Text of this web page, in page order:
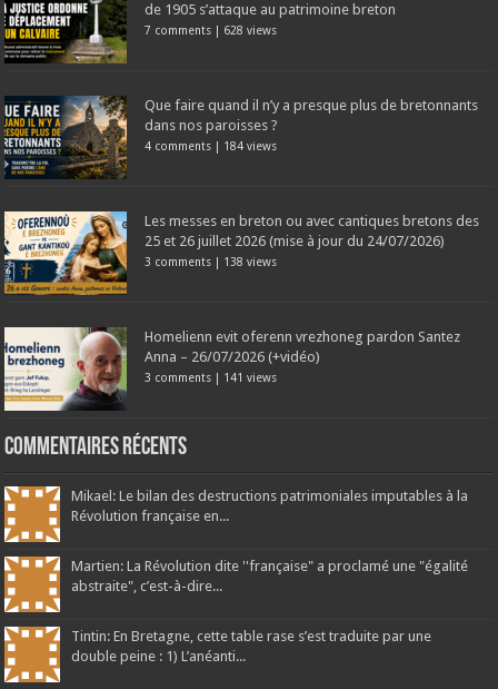
de 1905 s’attaque au patrimoine breton
7 comments | 628 views
Que faire quand il n’y a presque plus de bretonnants
dans nos paroisses ?
4 comments | 184 views
Les messes en breton ou avec cantiques bretons des
25 et 26 juillet 2026 (mise à jour du 24/07/2026)
3 comments | 138 views
Homelienn evit oferenn vrezhoneg pardon Santez
Anna – 26/07/2026 (+vidéo)
3 comments | 141 views
Commentaires récents
Mikael: Le bilan des destructions patrimoniales imputables à la
Révolution française en...
Martien: La Révolution dite ''française" a proclamé une "égalité
abstraite", c’est-à-dire...
Tintin: En Bretagne, cette table rase s’est traduite par une
double peine : 1) L’anéanti...